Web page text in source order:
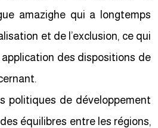
amazighe qui a longtemps
et de l’exclusion, ce qui
application des dispositions de
politiques de développement
équilibres entre les régions,